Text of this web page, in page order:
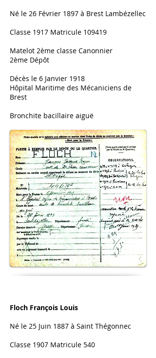
Né le 26 Février 1897 à Brest Lambézellec
Classe 1917 Matricule 109419
Matelot 2ème classe Canonnier
2ème Dépôt
Décès le 6 Janvier 1918
Hôpital Maritime des Mécaniciens de
Brest
Bronchite bacillaire aiguë
Floch François Louis
Né le 25 Juin 1887 à Saint Thégonnec
Classe 1907 Matricule 540